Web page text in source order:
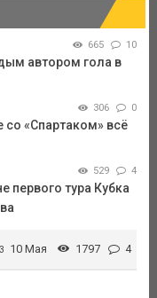
665 10
автором гола в
306 0
со «Спартаком» всё
529 4
первого тура Кубка
10 Мая 1797 4